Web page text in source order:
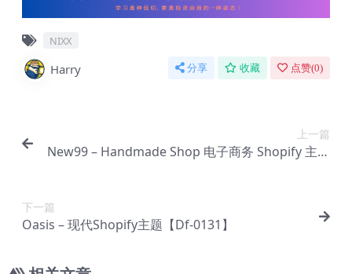
NIXX
Harry 分享 收藏 点赞(0)
上一篇
New99 – Handmade Shop 电子商务 Shopify 主题
下一篇
Oasis – 现代Shopify主题【Df-0131】